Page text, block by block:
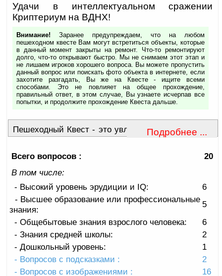
Удачи в интеллектуальном сражении
Криптериум на ВДНХ!
Внимание! Заранее предупреждаем, что на любом
пешеходном квесте Вам могут встретиться объекты, которые
в данный момент закрыты на ремонт. Что-то ремонтируют
долго, что-то открывают быстро. Мы не снимаем этот этап и
не лишаем игроков хорошего вопроса. Вы можете пропустить
данный вопрос или поискать фото объекта в интернете, если
захотите разгадать, Вы же на Квесте - ищите всеми
способами. Это не повлияет на общее прохождение,
правильный ответ, в этом случае, Вы узнаете исчерпав все
попытки, и продолжите прохождение Квеста дальше.
Пешеходный Квест - это увлекательная экскурсия
по достопримечательностям города,
загадок.
Квест рассчитан на пеший шаг, не требует
перемещения на автомобиле или велосипеде. Не
требует каких-либо профессиональных или
спортивных навыков.
Вопросы появляются на мобильном устройстве
(телефоне или планшете), имеющем выход в
интернет. Для правильного ответа нужно отгадать
загадку или использовать то, что удается увидеть
Подробнее ...
Всего вопросов :
20
В том числе:
- Высокий уровень эрудиции и IQ:
6
- Высшее образование или профессиональные
знания:
5
- Общебытовые знания взрослого человека:
6
- Знания средней школы:
2
- Дошкольный уровень:
1
- Вопросов с подсказками :
2
- Вопросов с изображениями :
16